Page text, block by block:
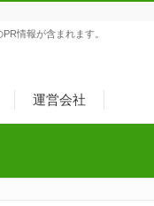
運営会社
情報が含まれます。